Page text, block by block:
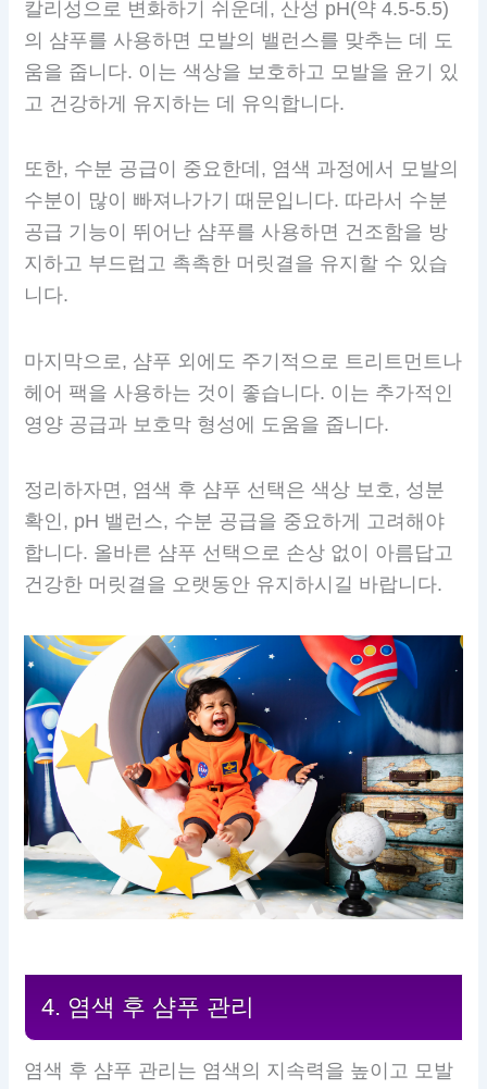
칼리성으로 변화하기 쉬운데, 산성 pH(약 4.5-5.5)
의 샴푸를 사용하면 모발의 밸런스를 맞추는 데 도
움을 줍니다. 이는 색상을 보호하고 모발을 윤기 있
고 건강하게 유지하는 데 유익합니다.
또한, 수분 공급이 중요한데, 염색 과정에서 모발의
수분이 많이 빠져나가기 때문입니다. 따라서 수분
공급 기능이 뛰어난 샴푸를 사용하면 건조함을 방
지하고 부드럽고 촉촉한 머릿결을 유지할 수 있습
니다.
마지막으로, 샴푸 외에도 주기적으로 트리트먼트나
헤어 팩을 사용하는 것이 좋습니다. 이는 추가적인
영양 공급과 보호막 형성에 도움을 줍니다.
정리하자면, 염색 후 샴푸 선택은 색상 보호, 성분
확인, pH 밸런스, 수분 공급을 중요하게 고려해야
합니다. 올바른 샴푸 선택으로 손상 없이 아름답고
건강한 머릿결을 오랫동안 유지하시길 바랍니다.
4. 염색 후 샴푸 관리
염색 후 샴푸 관리는 염색의 지속력을 높이고 모발